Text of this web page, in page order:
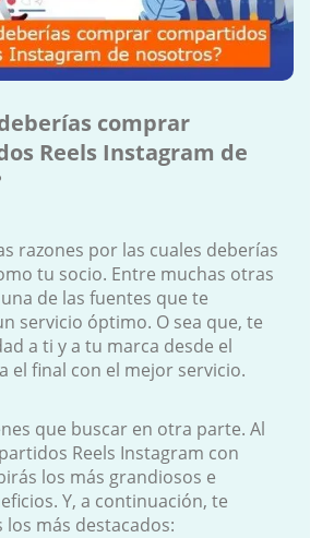
comprar
Reels Instagram de
razones por las cuales deberías
tu socio. Entre muchas otras
de las fuentes que te
servicio óptimo. O sea que, te
a ti y a tu marca desde el
el final con el mejor servicio.
que buscar en otra parte. Al
Reels Instagram con
los más grandiosos e
Y, a continuación, te
más destacados: